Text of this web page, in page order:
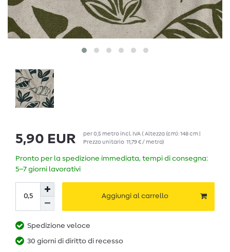
5,90 EUR per0,5 metroincl. IVA( Altezza (cm): 148 cm |
Prezzo unitario 11,79 € / metro)
Pronto per la spedizione immediata, tempi di consegna:
5–7 giorni lavorativi
Aggiungi al carrello
Spedizione veloce
30 giorni di diritto di recesso